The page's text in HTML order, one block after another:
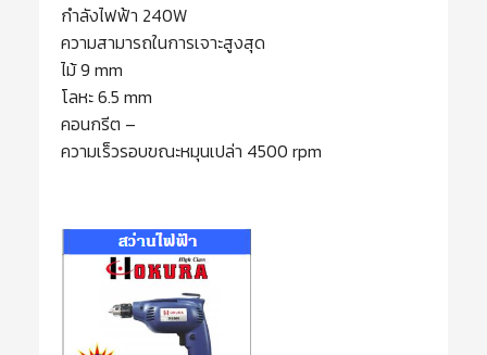
กำลังไฟฟ้า 240W
ความสามารถในการเจาะสูงสุด
ไม้ 9 mm
โลหะ 6.5 mm
คอนกรีต –
ความเร็วรอบขณะหมุนเปล่า 4500 rpm